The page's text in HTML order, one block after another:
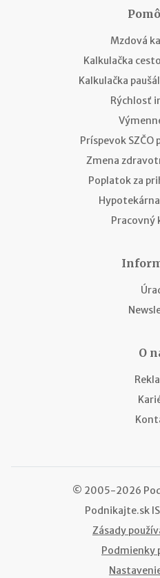
Mzdová
Kalkulačka
Kalkulačka
Rýchlosť
Príspevok
Zmena
Poplatok za
Pracovný
O
© 2005-2026
Podnikajte.sk
Zásady
Podmienky